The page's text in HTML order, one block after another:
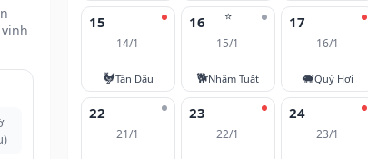
15
14/1
🐓Tân Dậu
⭐
16
15/1
🐕Nhâm Tuất
17
16/1
🐖Quý Hợi
22
21/1
23
22/1
24
23/1